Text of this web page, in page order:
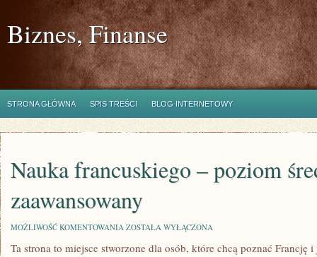
Biznes, Finanse
STRONA GŁÓWNA SPIS TREŚCI BLOG INTERNETOWY
Nauka francuskiego – poziom
zaawansowany
MOŻLIWOŚĆ KOMENTOWANIA NAUKA
–
ZOSTAŁA WYŁĄCZONA
Ta strona to miejsce stworzone dla osób, które chcą poznać Francję